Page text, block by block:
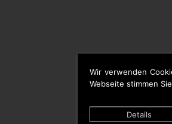
Wir verwenden
Webseite stimmen
Details